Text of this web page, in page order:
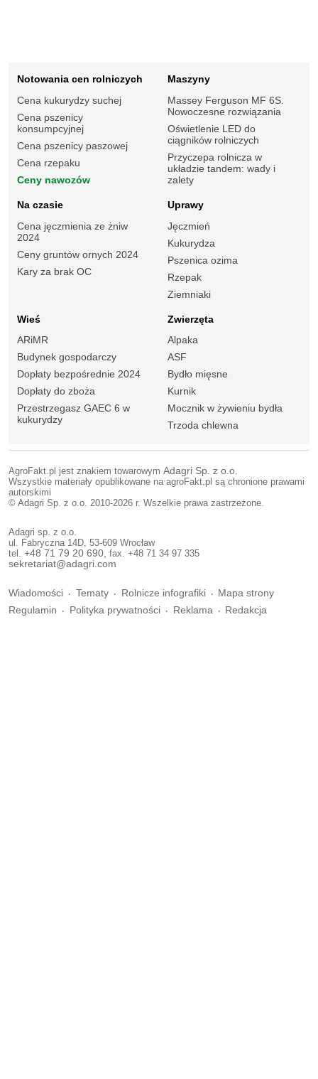
Notowania cen rolniczych
Cena kukurydzy suchej
Cena pszenicy
konsumpcyjnej
Cena pszenicy paszowej
Cena rzepaku
Ceny nawozów
Maszyny
Massey Ferguson MF 6S.
Nowoczesne rozwiązania
Oświetlenie LED do
ciągników rolniczych
Przyczepa rolnicza w
układzie tandem: wady i
zalety
Na czasie
Cena jęczmienia ze żniw
2024
Ceny gruntów ornych 2024
Kary za brak OC
Uprawy
Jęczmień
Kukurydza
Pszenica ozima
Rzepak
Ziemniaki
Wieś
ARiMR
Budynek gospodarczy
Dopłaty bezpośrednie 2024
Dopłaty do zboża
Przestrzegasz GAEC 6 w
kukurydzy
Zwierzęta
Alpaka
ASF
Bydło mięsne
Kurnik
Mocznik w żywieniu bydła
Trzoda chlewna
AgroFakt.pl jest znakiem towarowym Adagri Sp. z o.o.
Wszystkie materiały opublikowane na agroFakt.pl są chronione prawami
autorskimi
© Adagri Sp. z o.o. 2010-2026 r. Wszelkie prawa zastrzeżone.
Adagri sp. z o.o.
ul. Fabryczna 14D, 53-609 Wrocław
tel. +48 71 79 20 690 , fax. +48 71 34 97 335
sekretariat@adagri.com
Wiadomości Tematy Rolnicze infografiki
Mapa strony
Regulamin
Polityka prywatności Reklama Redakcja